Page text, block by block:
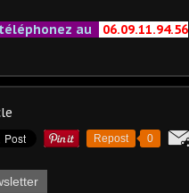
téléphonez au 06.09.11.94.56
Repost 0